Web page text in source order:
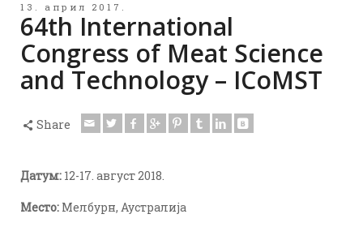
13. април 2017.
64th International
Congress of Meat Science
and Technology – ICoMST
Share
Датум: 12-17. август 2018.
Место: Мелбурн, Аустралија